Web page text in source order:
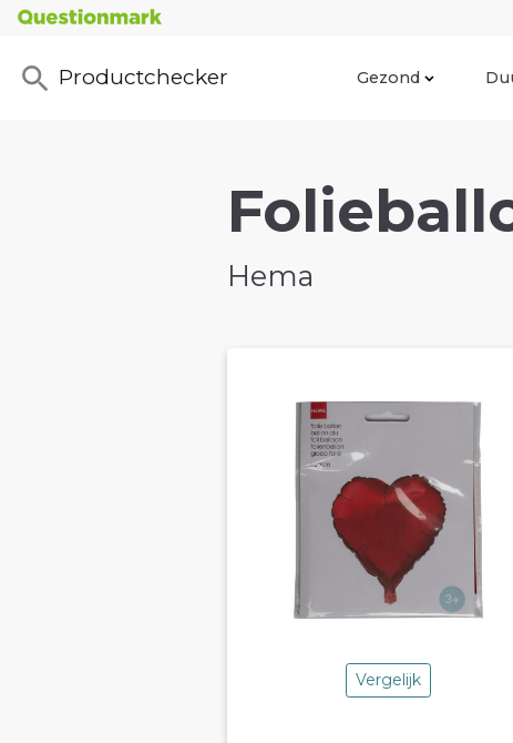
Productchecker Gezond
Hema
Vergelijk